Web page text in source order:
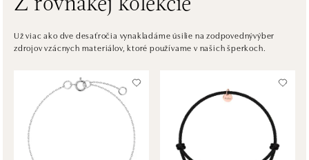
HALADA Česká, Brno
Česká 23, 602 00 Brno
tel.: +420602443261
HALADA OC Avion, Ostrava
Rudná 3114/114, 700 30 Ostrava-Zábřeh
dnes otvorené do 21:00
Z rovnakej kolekcie
Už viac ako dve desaťročia vynakladáme úsilie na zodpovednývýber
zdrojov vzácnych materiálov, ktoré používame v našich šperkoch.